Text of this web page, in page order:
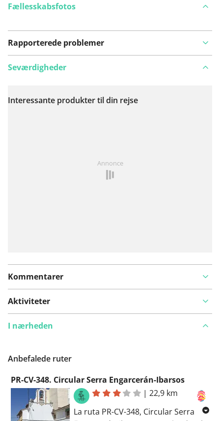
Fællesskabsfotos
Rapporterede problemer
Se på kort
Seværdigheder
Interessante produkter til din rejse
Annonce
Kommentarer
Aktiviteter
I nærheden
Anbefalede ruter
PR-CV-348. Circular Serra Engarcerán-Ibarsos
|22,9 km
La ruta PR-CV-348, Circular Serra